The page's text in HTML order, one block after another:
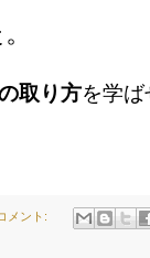
取り方を学
メント: